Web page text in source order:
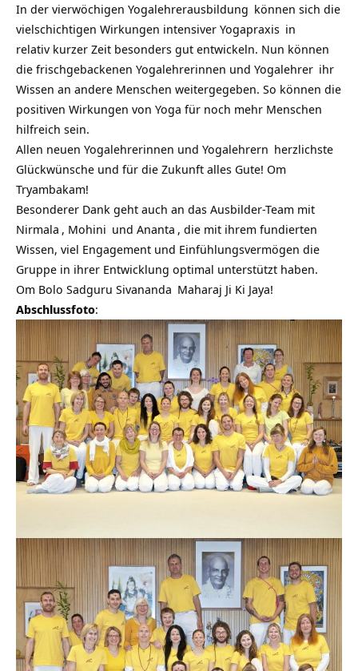
In der vierwöchigen Yogalehrerausbildung können sich die
vielschichtigen Wirkungen intensiver Yogapraxis in
relativ kurzer Zeit besonders gut entwickeln. Nun können
die frischgebackenen Yogalehrerinnen und Yogalehrer ihr
Wissen an andere Menschen weitergegeben. So können die
positiven Wirkungen von Yoga für noch mehr Menschen
hilfreich sein.
Allen neuen Yogalehrerinnen und Yogalehrern herzlichste
Glückwünsche und für die Zukunft alles Gute! Om
Tryambakam!
Besonderer Dank geht auch an das Ausbilder-Team mit
Nirmala , Mohini und Ananta , die mit ihrem fundierten
Wissen, viel Engagement und Einfühlungsvermögen die
Gruppe in ihrer Entwicklung optimal unterstützt haben.
Om Bolo Sadguru Sivananda Maharaj Ji Ki Jaya!
Abschlussfoto: